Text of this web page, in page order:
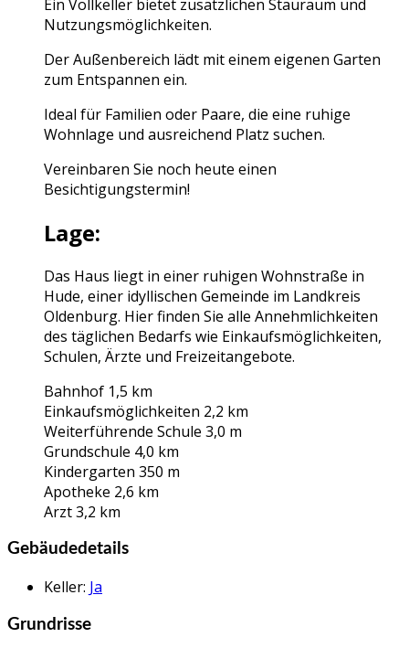
Ein Vollkeller bietet zusätzlichen Stauraum und
Nutzungsmöglichkeiten.
Der Außenbereich lädt mit einem eigenen Garten
zum Entspannen ein.
Ideal für Familien oder Paare, die eine ruhige
Wohnlage und ausreichend Platz suchen.
Vereinbaren Sie noch heute einen
Besichtigungstermin!
Lage:
Das Haus liegt in einer ruhigen Wohnstraße in
Hude, einer idyllischen Gemeinde im Landkreis
Oldenburg. Hier finden Sie alle Annehmlichkeiten
des täglichen Bedarfs wie Einkaufsmöglichkeiten,
Schulen, Ärzte und Freizeitangebote.
Bahnhof 1,5 km
Einkaufsmöglichkeiten 2,2 km
Weiterführende Schule 3,0 m
Grundschule 4,0 km
Kindergarten 350 m
Apotheke 2,6 km
Arzt 3,2 km
Gebäudedetails
Keller: Ja
Grundrisse